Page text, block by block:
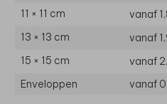
11 × 11 cm
vanaf
13 × 13 cm
vanaf
15 × 15 cm
vanaf
Enveloppen
vanaf